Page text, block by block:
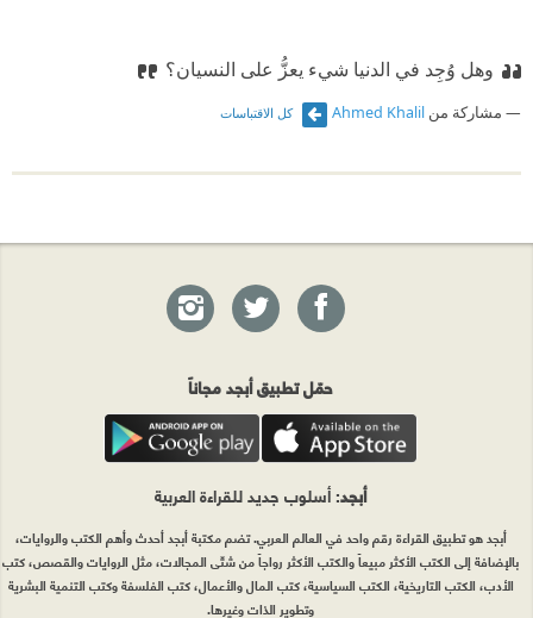
وهل وُجِد في الدنيا شيء يعزُّ على النسيان؟
مشاركة من Ahmed Khalil كل الاقتباسات
حمّل تطبيق أبجد مجاناً
أبجد: أسلوب جديد للقراءة العربية
أبجد هو تطبيق القراءة رقم واحد في العالم العربي. تضم مكتبة أبجد أحدث وأهم الكتب والروايات،
بالإضافة إلى الكتب الأكثر مبيعاً والكتب الأكثر رواجاً من شتّى المجالات، مثل الروايات والقصص، كتب
الأدب، الكتب التاريخية، الكتب السياسية، كتب المال والأعمال، كتب الفلسفة وكتب التنمية البشرية
وتطوير الذات وغيرها.